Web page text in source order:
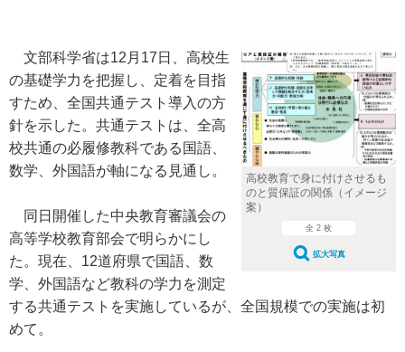
高校教育で身に付けさせるも
のと質保証の関係（イメージ
案）
全 2 枚
拡大写真
文部科学省は12月17日、高校生
の基礎学力を把握し、定着を目指
すため、全国共通テスト導入の方
針を示した。共通テストは、全高
校共通の必履修教科である国語、
数学、外国語が軸になる見通し。
同日開催した中央教育審議会の
高等学校教育部会で明らかにし
た。現在、12道府県で国語、数
学、外国語など教科の学力を測定
する共通テストを実施しているが、全国規模での実施は初
めて。